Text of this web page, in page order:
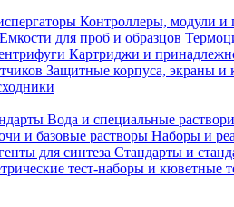
Контроллеры, модули и
Емкости для проб и образцов
Картриджи и
Защитные корпуса, экраны и
Вода и специальные
и базовые растворы Наборы и
для синтеза Стандарты и
тест-наборы и кюветные